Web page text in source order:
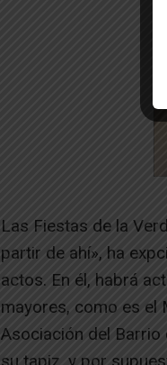
Las Fiestas de la
partir de ahí», ha
actos. En él, habrá
mayores, como es el
Asociación del